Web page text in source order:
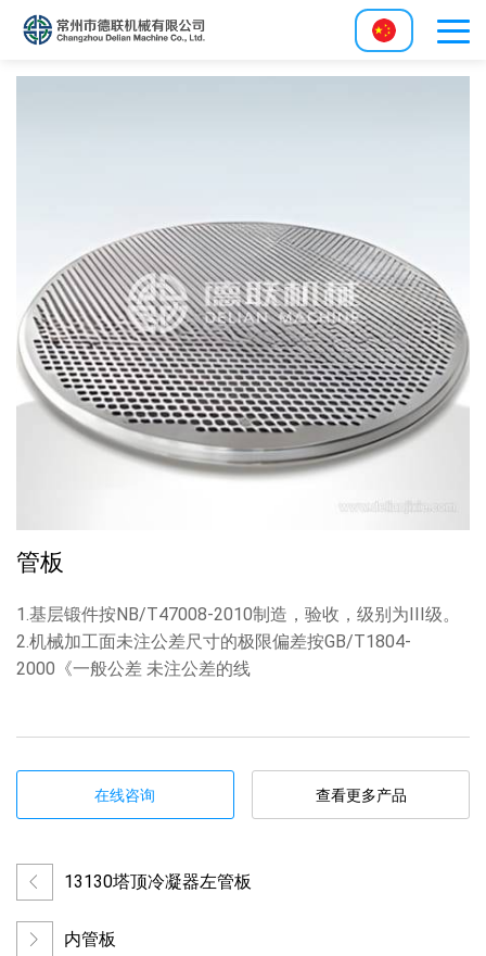
管板
1.基层锻件按NB/T47008-2010制造，验收，级别为III级。
2.机械加工面未注公差尺寸的极限偏差按GB/T1804-
2000《一般公差 未注公差的线
在线咨询 查看更多产品
13130塔顶冷凝器左管板
内管板